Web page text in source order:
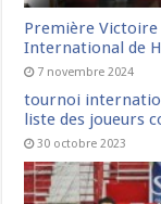
Première Victoire
International de
7 novembre 2024
tournoi
liste des joueurs
30 octobre 2023